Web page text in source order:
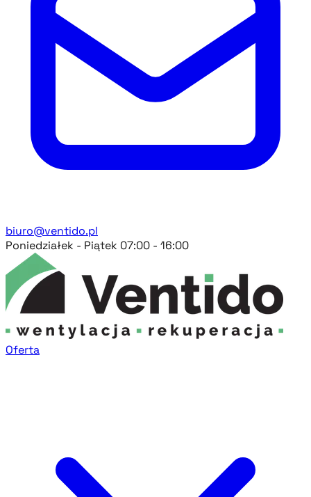
biuro@ventido.pl
Poniedziałek - Piątek 07:00 - 16:00
Oferta